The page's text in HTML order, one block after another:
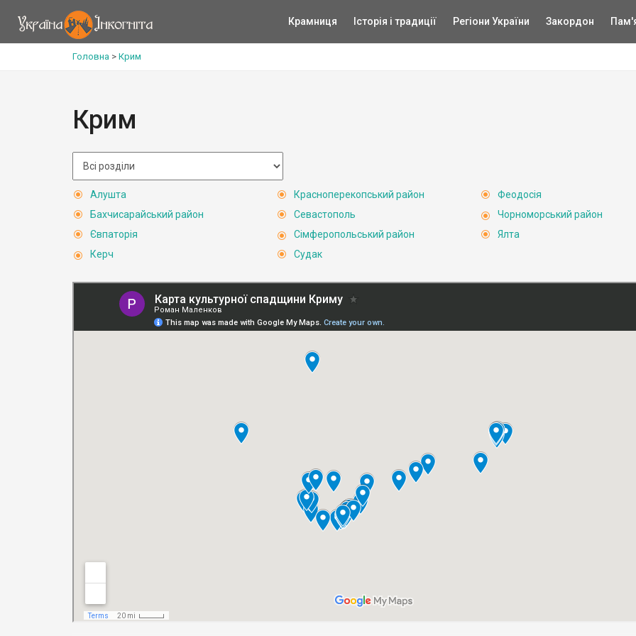
Крамниця Історія і традиції Регіони України Закордон
Головна > Крим
Крим
Алушта
Бахчисарайський район
Євпаторія
Керч
Красноперекопський район
Севастополь
Сімферопольський район
Судак
Феодосія
Чорноморський район
Ялта